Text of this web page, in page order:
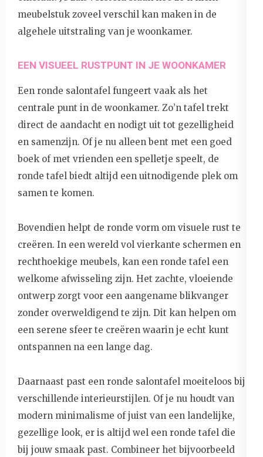
meubelstuk zoveel verschil kan maken in de
algehele uitstraling van je woonkamer.
EEN VISUEEL RUSTPUNT IN JE WOONKAMER
Een ronde salontafel fungeert vaak als het
centrale punt in de woonkamer. Zo’n tafel trekt
direct de aandacht en nodigt uit tot gezelligheid
en samenzijn. Of je nu alleen bent met een goed
boek of met vrienden een spelletje speelt, de
ronde tafel biedt altijd een uitnodigende plek om
samen te komen.
Bovendien helpt de ronde vorm om visuele rust te
creëren. In een wereld vol vierkante schermen en
rechthoekige meubels, kan een ronde tafel een
welkome afwisseling zijn. Het zachte, vloeiende
ontwerp zorgt voor een aangename blikvanger
zonder overweldigend te zijn. Dit kan helpen om
een serene sfeer te creëren waarin je echt kunt
ontspannen na een lange dag.
Daarnaast past een ronde salontafel moeiteloos bij
verschillende interieurstijlen. Of je nu houdt van
modern minimalisme of juist van een landelijke,
gezellige look, er is altijd wel een ronde tafel die
bij jouw smaak past. Combineer het bijvoorbeeld